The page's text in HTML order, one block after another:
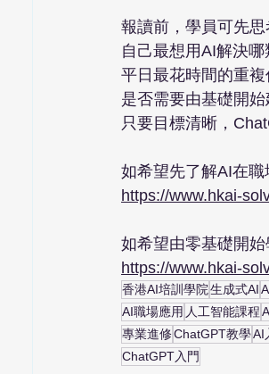
報讀前，學員可先思
自己最想用AI解決哪
平日最花時間的重複
是否需要由基礎開始
只要目標清晰，
如希望先了解AI在職
https://www.hkai-
如希望由零基礎開
https://www.hkai-
香港AI培訓學院生成式AI
AI職場應用 人工智能課程
專業進修ChatGPT教學AI
ChatGPT入門